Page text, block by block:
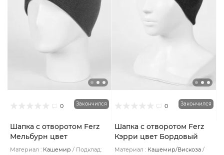
0 Закончился
Шапка с отворотом Ferz
Мельбурн цвет
Джинсовый
Материал : Кашемир
Подклад:
0 Закончился
Шапка с отворотом Ferz
Кэрри цвет Бордовый
темный
Материал : Кашемир/Вискоза